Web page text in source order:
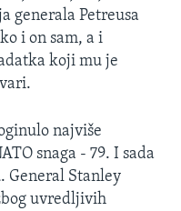
generala Petreusa
i on sam, a i
koji mu je
najviše
snaga - 79. I sada
General Stanley
uvredljivih